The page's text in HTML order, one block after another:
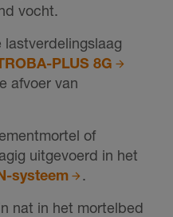
vocht.
PLUS 8G
afvoer van
of
uitgevoerd in het
systeem
.
nat in het mortelbed